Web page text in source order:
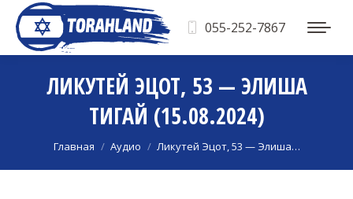
055-252-7867
ЛИКУТЕЙ ЭЦОТ, 53 — ЭЛИША
ТИГАЙ (15.08.2024)
Вы здесь:
Главная Аудио Ликутей Эцот, 53 — Элиша…